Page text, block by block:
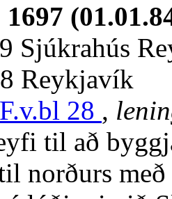
Sjúkrahús
Reykjavík
28 ,
til að
norðurs